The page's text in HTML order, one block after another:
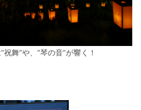
舞”や、”琴の音”が響く！